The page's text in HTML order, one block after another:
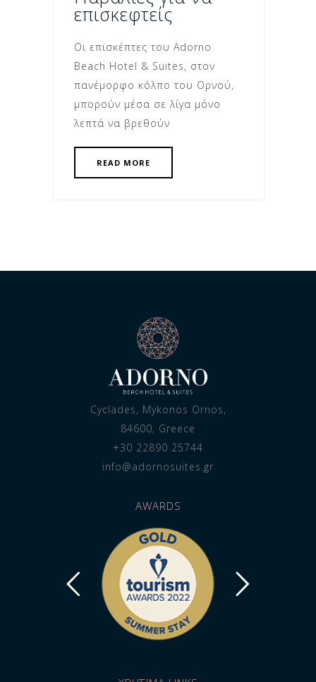
επισκεφτείς
Οι επισκέπτες του Adorno
Beach Hotel & Suites, στον
πανέμορφο κόλπο του Ορνού,
μπορούν μέσα σε λίγα μόνο
λεπτά να βρεθούν
READ MORE
Cyclades, Mykonos Ornos,
84600, Greece
+30 22890 25744
info@adornosuites.gr
AWARDS